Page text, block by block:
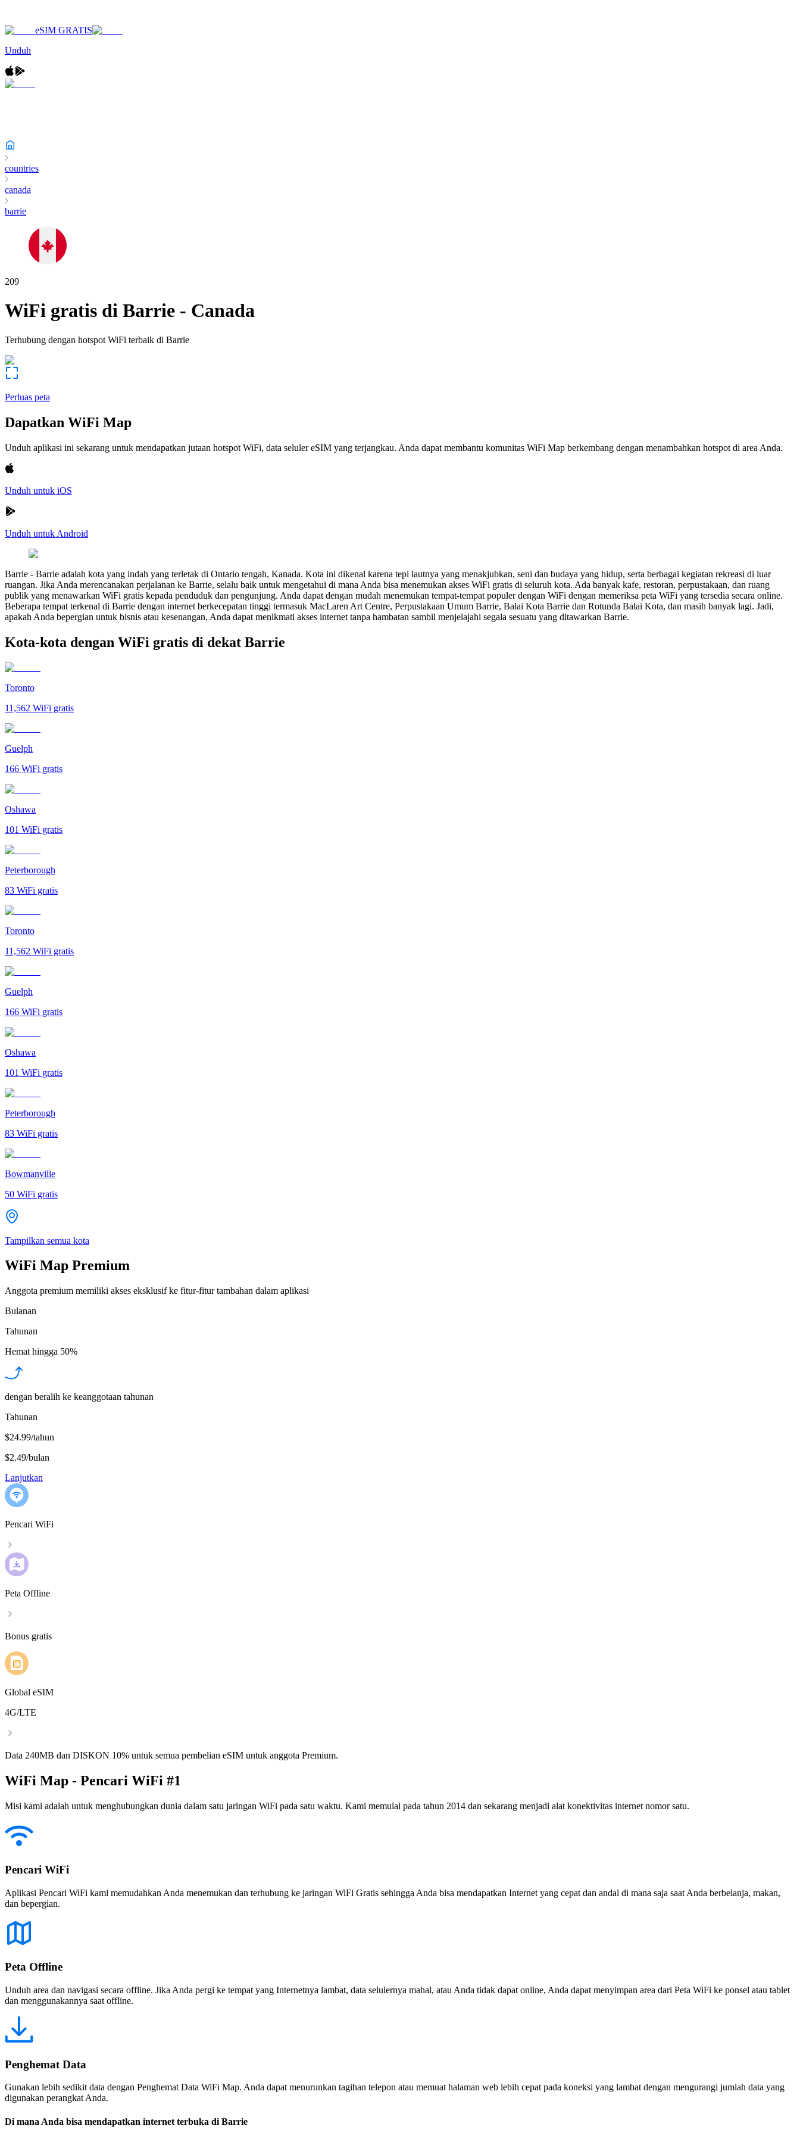
eSIM GRATIS
Unduh
countries
canada
barrie
209
WiFi gratis di Barrie - Canada
Terhubung dengan hotspot WiFi terbaik di Barrie
Perluas peta
Dapatkan WiFi Map
Unduh aplikasi ini sekarang untuk mendapatkan jutaan hotspot WiFi, data seluler eSIM yang terjangkau. Anda dapat membantu komunitas WiFi Map berkembang dengan menambahkan hotspot di area Anda.
Unduh untuk iOS
Unduh untuk Android
Barrie - Barrie adalah kota yang indah yang terletak di Ontario tengah, Kanada. Kota ini dikenal karena tepi lautnya yang menakjubkan, seni dan budaya yang hidup, serta berbagai kegiatan rekreasi di luar
ruangan. Jika Anda merencanakan perjalanan ke Barrie, selalu baik untuk mengetahui di mana Anda bisa menemukan akses WiFi gratis di seluruh kota. Ada banyak kafe, restoran, perpustakaan, dan ruang
publik yang menawarkan WiFi gratis kepada penduduk dan pengunjung. Anda dapat dengan mudah menemukan tempat-tempat populer dengan WiFi dengan memeriksa peta WiFi yang tersedia secara online.
Beberapa tempat terkenal di Barrie dengan internet berkecepatan tinggi termasuk MacLaren Art Centre, Perpustakaan Umum Barrie, Balai Kota Barrie dan Rotunda Balai Kota, dan masih banyak lagi. Jadi,
apakah Anda bepergian untuk bisnis atau kesenangan, Anda dapat menikmati akses internet tanpa hambatan sambil menjelajahi segala sesuatu yang ditawarkan Barrie.
Kota-kota dengan WiFi gratis di dekat Barrie
Toronto
11,562 WiFi gratis
Guelph
166 WiFi gratis
Oshawa
101 WiFi gratis
Peterborough
83 WiFi gratis
Toronto
11,562 WiFi gratis
Guelph
166 WiFi gratis
Oshawa
101 WiFi gratis
Peterborough
83 WiFi gratis
Bowmanville
50 WiFi gratis
Tampilkan semua kota
WiFi Map Premium
Anggota premium memiliki akses eksklusif ke fitur-fitur tambahan dalam aplikasi
Bulanan
Tahunan
Hemat hingga 50%
dengan beralih ke keanggotaan tahunan
Tahunan
$24.99/tahun
$2.49/bulan
Lanjutkan
Pencari WiFi
Peta Offline
Bonus gratis
Global eSIM
4G/LTE
Data 240MB dan DISKON 10% untuk semua pembelian eSIM untuk anggota Premium.
WiFi Map - Pencari WiFi #1
Misi kami adalah untuk menghubungkan dunia dalam satu jaringan WiFi pada satu waktu. Kami memulai pada tahun 2014 dan sekarang menjadi alat konektivitas internet nomor satu.
Pencari WiFi
Aplikasi Pencari WiFi kami memudahkan Anda menemukan dan terhubung ke jaringan WiFi Gratis sehingga Anda bisa mendapatkan Internet yang cepat dan andal di mana saja saat Anda berbelanja, makan,
dan bepergian.
Peta Offline
Unduh area dan navigasi secara offline. Jika Anda pergi ke tempat yang Internetnya lambat, data selulernya mahal, atau Anda tidak dapat online, Anda dapat menyimpan area dari Peta WiFi ke ponsel atau tablet
dan menggunakannya saat offline.
Penghemat Data
Gunakan lebih sedikit data dengan Penghemat Data WiFi Map. Anda dapat menurunkan tagihan telepon atau memuat halaman web lebih cepat pada koneksi yang lambat dengan mengurangi jumlah data yang
digunakan perangkat Anda.
Di mana Anda bisa mendapatkan internet terbuka di Barrie